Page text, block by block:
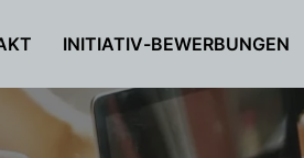
INITIATIV-BEWERBUNGEN